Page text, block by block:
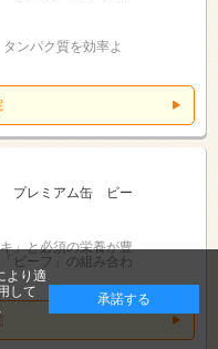
ンパク質を効率よ
プレミアム缶 ビー
」と必須の栄養が豊
ビーフ」の組み合わ
より適
して
承諾する